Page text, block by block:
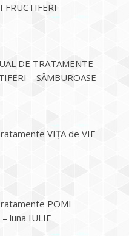
DE TRATAMENTE
– SÂMBUROASE
VIȚA de VIE –
POMI
– luna IULIE